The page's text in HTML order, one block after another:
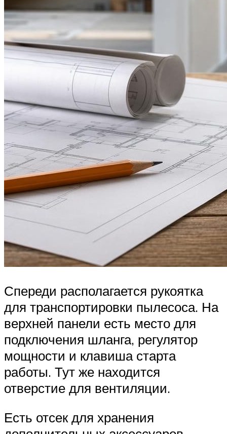
Спереди располагается рукоятка
для транспортировки пылесоса. На
верхней панели есть место для
подключения шланга, регулятор
мощности и клавиша старта
работы. Тут же находится
отверстие для вентиляции.
Есть отсек для хранения